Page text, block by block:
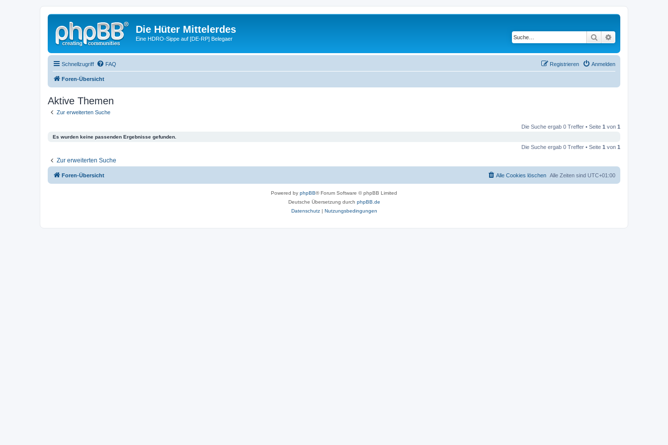
Die Hüter Mittelerdes
Eine HDRO-Sippe auf [DE-RP] Belegaer Suche
Schnellzugriff FAQ Anmelden
Registrieren
Foren-Übersicht
Aktive Themen
Zur erweiterten Suche
Die Suche ergab 0 Treffer • Seite 1 von 1
Es wurden keine passenden Ergebnisse gefunden.
Die Suche ergab 0 Treffer • Seite 1 von 1
Zur erweiterten Suche
Foren-Übersicht Alle Zeiten sind UTC+01:00
Alle Cookies löschen
Powered by phpBB® Forum Software © phpBB Limited
Deutsche Übersetzung durch phpBB.de
Datenschutz| Nutzungsbedingungen